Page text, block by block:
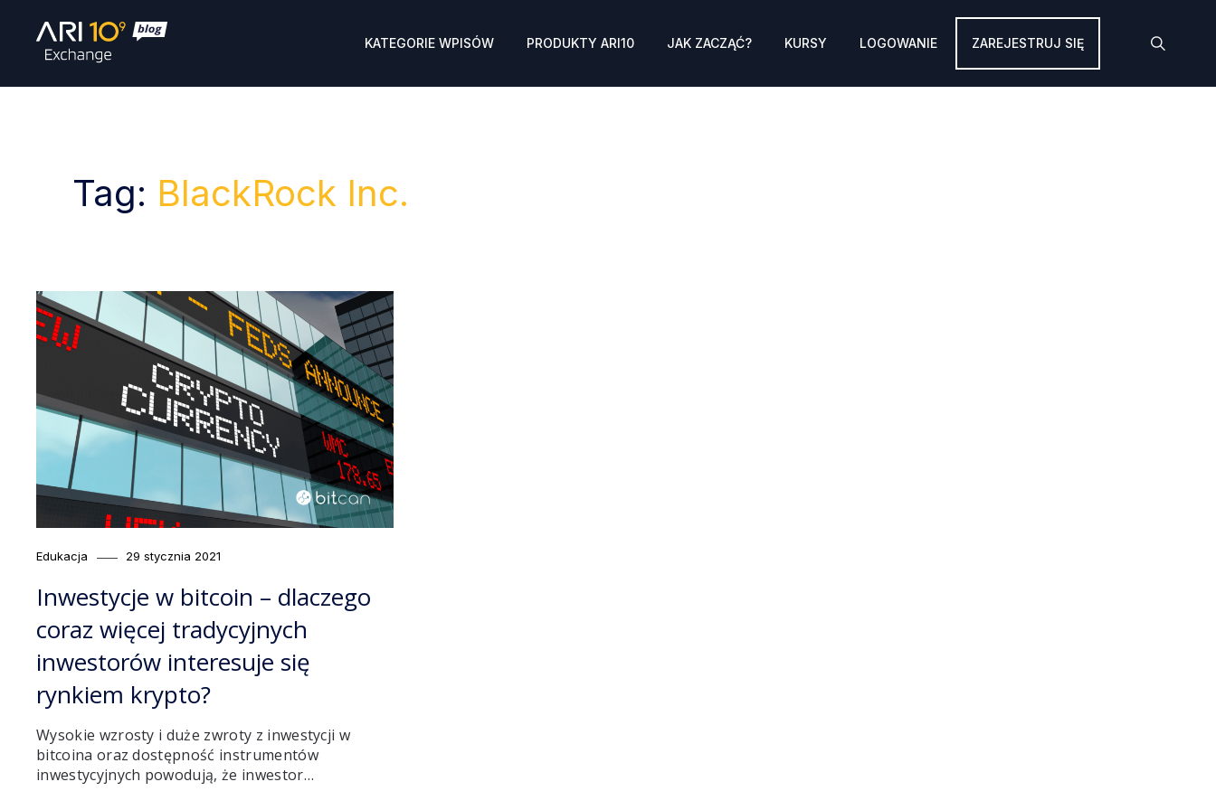
KATEGORIE WPISÓW PRODUKTY ARI10 JAK ZACZĄĆ? KURSY LOGOWANIE ZAREJESTRUJ SIĘ
Tag: BlackRock Inc.
Category
Edukacja
Posted
29 stycznia 2021
Inwestycje w bitcoin – dlaczego
coraz więcej tradycyjnych
inwestorów interesuje się
rynkiem krypto?
Wysokie wzrosty i duże zwroty z inwestycji w
bitcoina oraz dostępność instrumentów
inwestycyjnych powodują, że inwestor…